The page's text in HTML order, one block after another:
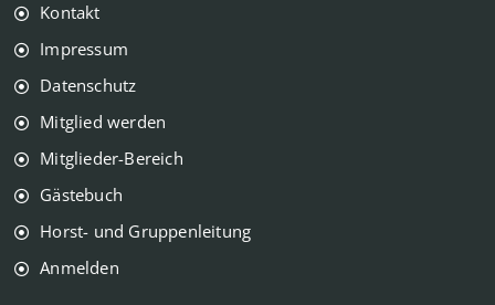
Kontakt
Impressum
Datenschutz
Mitglied werden
Mitglieder-Bereich
Gästebuch
Horst- und Gruppenleitung
Anmelden